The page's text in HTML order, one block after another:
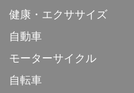
健康・エクササイズ
自動車
モーターサイクル
自転車